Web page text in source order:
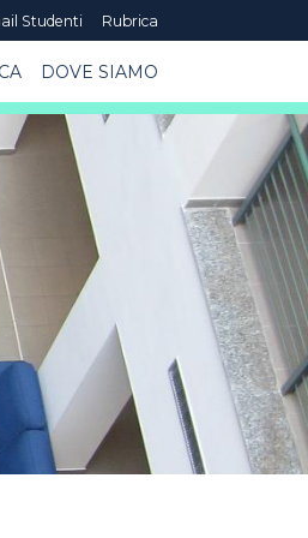
Studenti
Rubrica
DOVE SIAMO